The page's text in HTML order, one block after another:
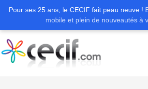
Pour ses 25 ans, le CECIF fait peau neuve !
mobile et plein de nouveautés à